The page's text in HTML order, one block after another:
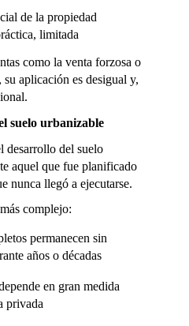
de la propiedad
limitada
como la venta forzosa o
aplicación es desigual y,
suelo urbanizable
desarrollo del suelo
aquel que fue planificado
nunca llegó a ejecutarse.
complejo:
permanecen sin
años o décadas
en gran medida
privada